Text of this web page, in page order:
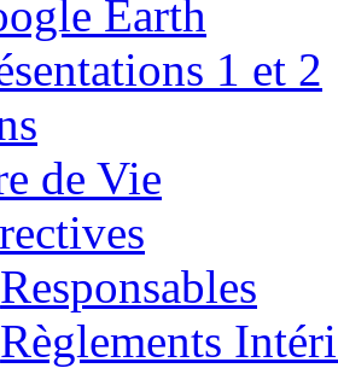
Earth
1 et 2
de Vie
Responsables
Règlements